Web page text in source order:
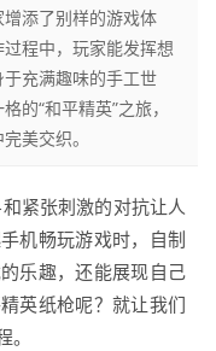
添了别样的游戏体
程中，玩家能发挥想
充满趣味的手工世
的“和平精英”之旅，
美交织。
紧张刺激的对抗让人
机畅玩游戏时，自制
乐趣，还能展现自己
英纸枪呢？就让我们